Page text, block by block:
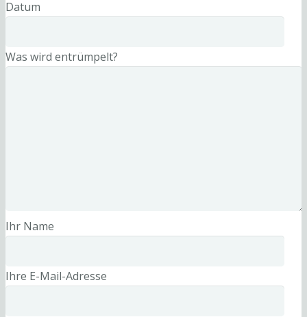
Datum
Was wird entrümpelt?
Ihr Name
Ihre E-Mail-Adresse